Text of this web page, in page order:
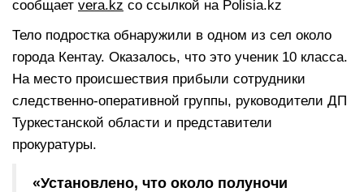
сообщает vera.kz со ссылкой на Polisia.kz
Тело подростка обнаружили в одном из сел около
города Кентау. Оказалось, что это ученик 10 класса.
На место происшествия прибыли сотрудники
следственно-оперативной группы, руководители ДП
Туркестанской области и представители
прокуратуры.
«Установлено, что около полуночи